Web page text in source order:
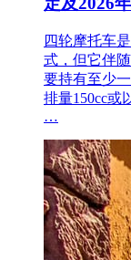
四轮摩托车
式，但它伴
要持有至少
排量150cc或
…